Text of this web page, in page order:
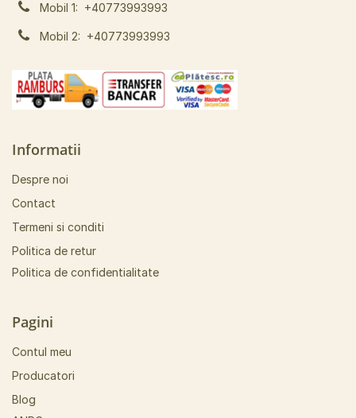
Mobil 1: +40773993993
Mobil 2: +40773993993
Informatii
Despre noi
Contact
Termeni si conditi
Politica de retur
Politica de confidentialitate
Pagini
Contul meu
Producatori
Blog